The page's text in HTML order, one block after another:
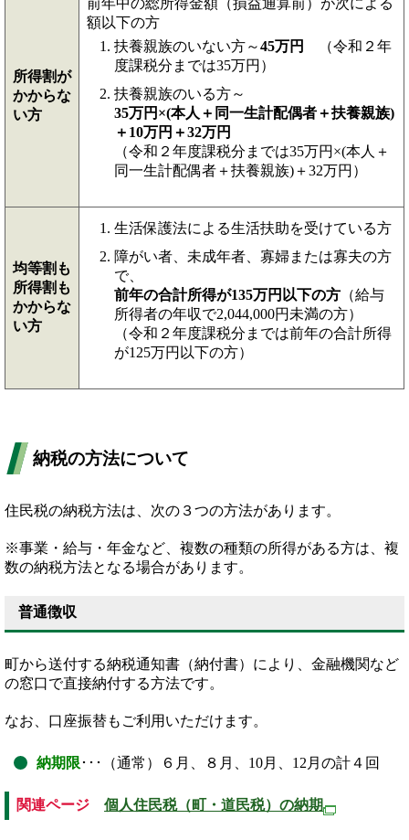
所得割が
かからな
い方
前年中の総所得金額（損益通算前）が次による
額以下の方
扶養親族のいない方～45万円
（令和２年
度課税分までは35万円）
扶養親族のいる方～
35万円×(本人＋同一生計配偶者＋扶養親族)
＋10万円＋32万円
（令和２年度課税分までは35万円×(本人＋
同一生計配偶者＋扶養親族)＋32万円）
均等割も
所得割も
かからな
い方
生活保護法による生活扶助を受けている方
障がい者、未成年者、寡婦または寡夫の方
で、
前年の合計所得が135万円以下の方 （給与
所得者の年収で2,044,000円未満の方）
（令和２年度課税分までは前年の合計所得
が125万円以下の方）
納税の方法について
住民税の納税方法は、次の３つの方法があります。
※事業・給与・年金など、複数の種類の所得がある方は、複
数の納税方法となる場合があります。
普通徴収
町から送付する納税通知書（納付書）により、金融機関など
の窓口で直接納付する方法です。
なお、口座振替もご利用いただけます。
納期限 ･･･（通常）６月、８月、10月、12月の計４回
関連ページ 個人住民税（町・道民税）の納期